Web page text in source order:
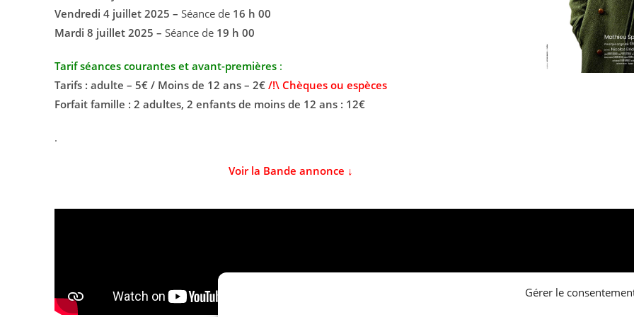
Gérer le
Vendredi 4 juillet 2025 –Séance de 16 h 00
Mardi 8 juillet 2025 –Séance de 19 h 00
Tarif séances courantes et avant-premières :
Tarifs : adulte – 5€ / Moins de 12 ans – 2€/!\ Chèques ou espèces
Forfait famille : 2 adultes, 2 enfants de moins de 12 ans : 12€
.
Voir la Bande annonce ↓